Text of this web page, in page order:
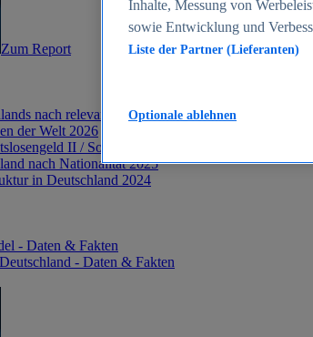
Zum Report
nach relevanten Altersgruppen 2024
der Welt 2026
II / Sozialgeld / Bürgergeld in Deutschland
nach Nationalität 2025
in Deutschland 2024
- Daten & Fakten
- Daten & Fakten
Inhalte, Messung von
sowie Entwicklung und
Liste der Partner (Lieferanten)
Optionale ablehnen